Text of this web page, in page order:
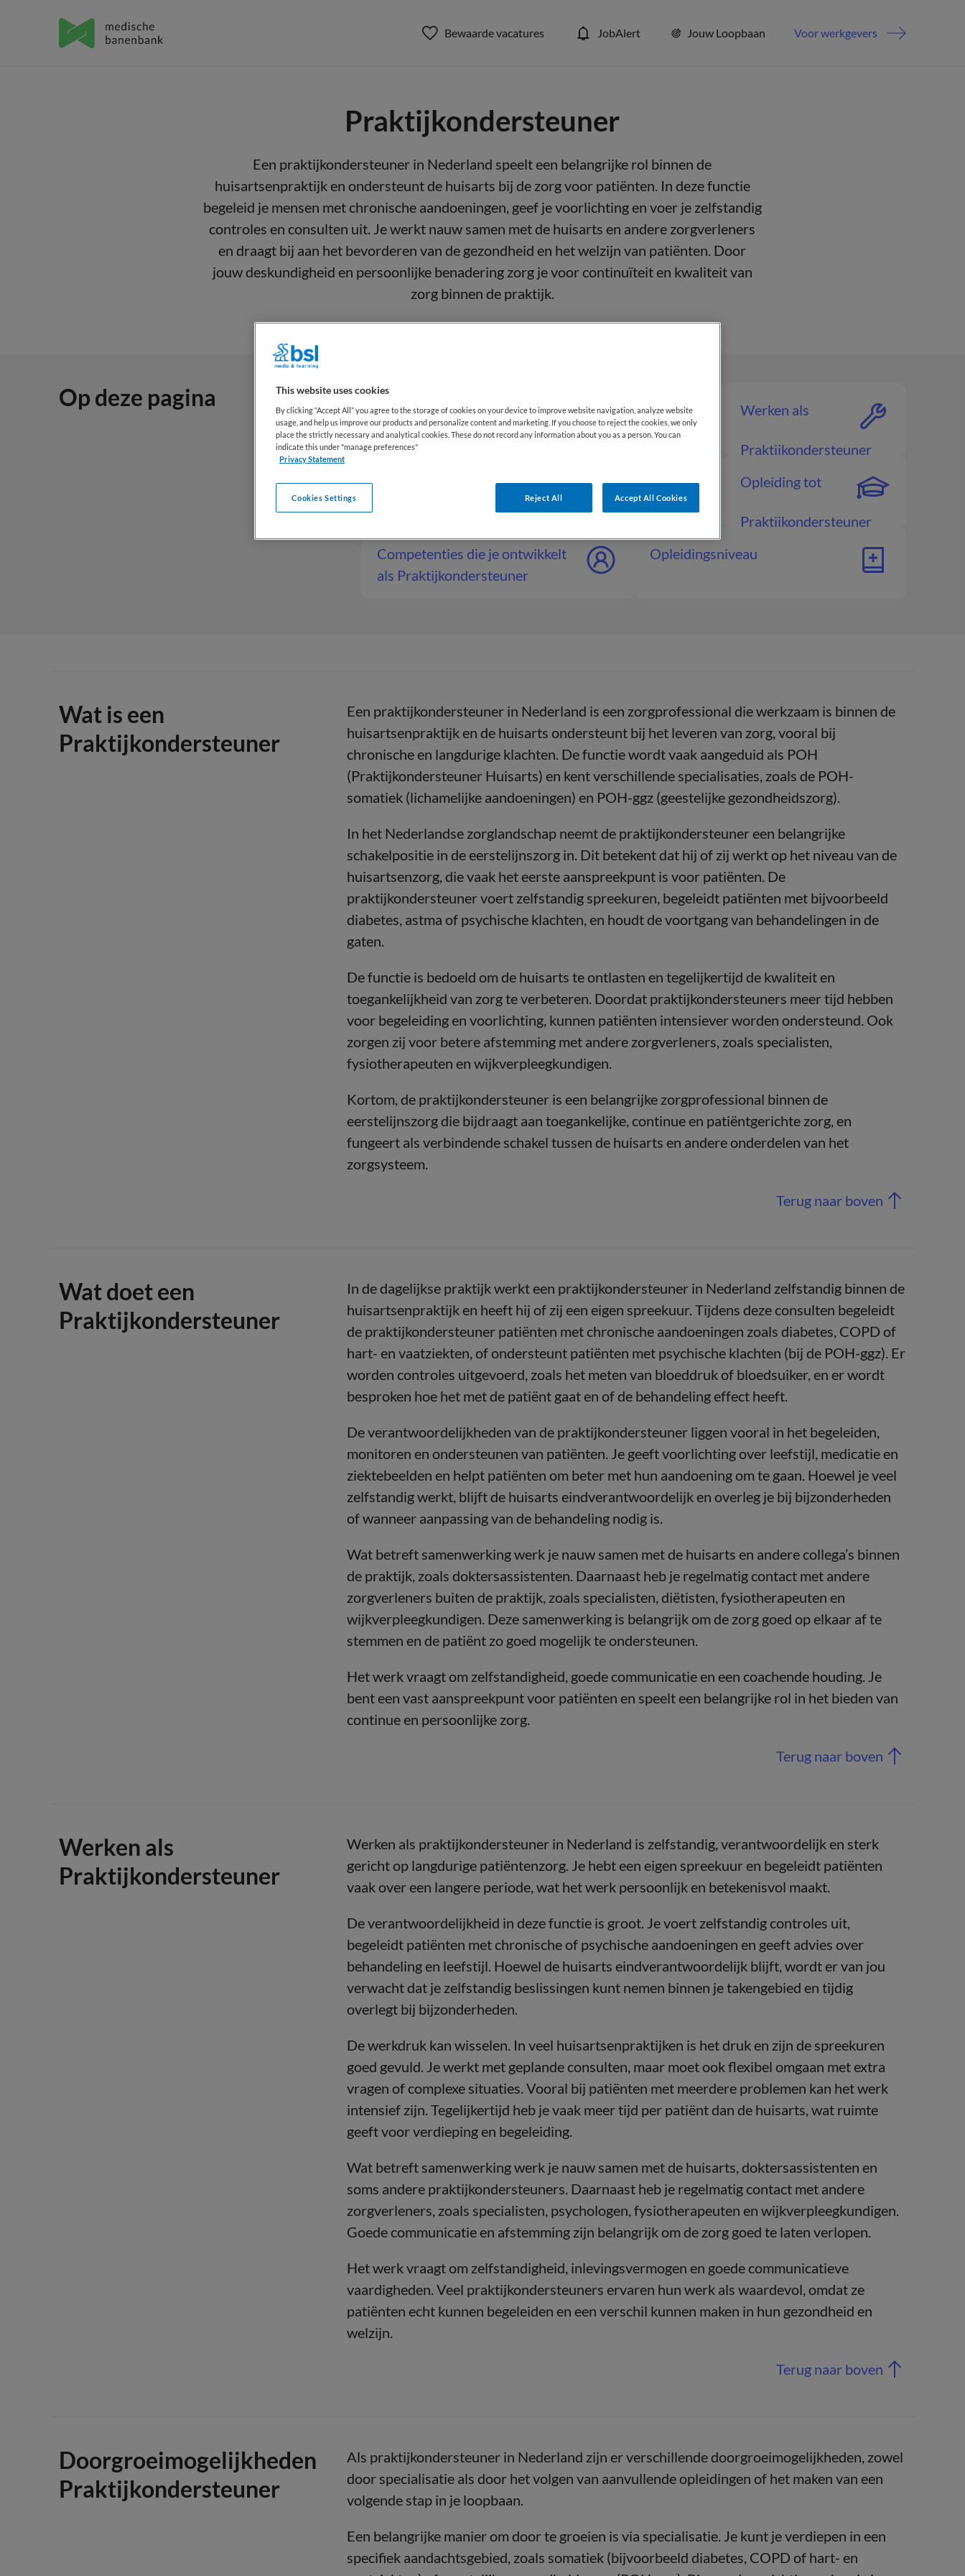
Bewaarde vacatures JobAlert Jouw Loopbaan Voor werkgevers
Praktijkondersteuner
Een praktijkondersteuner in Nederland speelt een belangrijke rol binnen de
huisartsenpraktijk en ondersteunt de huisarts bij de zorg voor patiënten. In deze functie
begeleid je mensen met chronische aandoeningen, geef je voorlichting en voer je zelfstandig
controles en consulten uit. Je werkt nauw samen met de huisarts en andere zorgverleners
en draagt bij aan het bevorderen van de gezondheid en het welzijn van patiënten. Door
jouw deskundigheid en persoonlijke benadering zorg je voor continuïteit en kwaliteit van
zorg binnen de praktijk.
Op deze pagina Wat is een
Praktijkondersteuner
Wat doet een Werken als
Praktijkondersteuner
Praktijkondersteuner
Werktijden van
een
Opleiding tot
Praktijkondersteuner
Competenties die je ontwikkelt
als Praktijkondersteuner
Opleidingsniveau
Wat is een
Praktijkondersteuner
Een praktijkondersteuner in Nederland is een zorgprofessional die werkzaam is binnen de
huisartsenpraktijk en de huisarts ondersteunt bij het leveren van zorg, vooral bij
chronische en langdurige klachten. De functie wordt vaak aangeduid als POH
(Praktijkondersteuner Huisarts) en kent verschillende specialisaties, zoals de POH-
somatiek (lichamelijke aandoeningen) en POH-ggz (geestelijke gezondheidszorg).
In het Nederlandse zorglandschap neemt de praktijkondersteuner een belangrijke
schakelpositie in de eerstelijnszorg in. Dit betekent dat hij of zij werkt op het niveau van de
huisartsenzorg, die vaak het eerste aanspreekpunt is voor patiënten. De
praktijkondersteuner voert zelfstandig spreekuren, begeleidt patiënten met bijvoorbeeld
diabetes, astma of psychische klachten, en houdt de voortgang van behandelingen in de
gaten.
De functie is bedoeld om de huisarts te ontlasten en tegelijkertijd de kwaliteit en
toegankelijkheid van zorg te verbeteren. Doordat praktijkondersteuners meer tijd hebben
voor begeleiding en voorlichting, kunnen patiënten intensiever worden ondersteund. Ook
zorgen zij voor betere afstemming met andere zorgverleners, zoals specialisten,
fysiotherapeuten en wijkverpleegkundigen.
Kortom, de praktijkondersteuner is een belangrijke zorgprofessional binnen de
eerstelijnszorg die bijdraagt aan toegankelijke, continue en patiëntgerichte zorg, en
fungeert als verbindende schakel tussen de huisarts en andere onderdelen van het
zorgsysteem.
Terug naar boven
Wat doet een
Praktijkondersteuner
In de dagelijkse praktijk werkt een praktijkondersteuner in Nederland zelfstandig binnen de
huisartsenpraktijk en heeft hij of zij een eigen spreekuur. Tijdens deze consulten begeleidt
de praktijkondersteuner patiënten met chronische aandoeningen zoals diabetes, COPD of
hart- en vaatziekten, of ondersteunt patiënten met psychische klachten (bij de POH-ggz). Er
worden controles uitgevoerd, zoals het meten van bloeddruk of bloedsuiker, en er wordt
besproken hoe het met de patiënt gaat en of de behandeling effect heeft.
De verantwoordelijkheden van de praktijkondersteuner liggen vooral in het begeleiden,
monitoren en ondersteunen van patiënten. Je geeft voorlichting over leefstijl, medicatie en
ziektebeelden en helpt patiënten om beter met hun aandoening om te gaan. Hoewel je veel
zelfstandig werkt, blijft de huisarts eindverantwoordelijk en overleg je bij bijzonderheden
of wanneer aanpassing van de behandeling nodig is.
Wat betreft samenwerking werk je nauw samen met de huisarts en andere collega’s binnen
de praktijk, zoals doktersassistenten. Daarnaast heb je regelmatig contact met andere
zorgverleners buiten de praktijk, zoals specialisten, diëtisten, fysiotherapeuten en
wijkverpleegkundigen. Deze samenwerking is belangrijk om de zorg goed op elkaar af te
stemmen en de patiënt zo goed mogelijk te ondersteunen.
Het werk vraagt om zelfstandigheid, goede communicatie en een coachende houding. Je
bent een vast aanspreekpunt voor patiënten en speelt een belangrijke rol in het bieden van
continue en persoonlijke zorg.
Terug naar boven
Werken als
Praktijkondersteuner
Werken als praktijkondersteuner in Nederland is zelfstandig, verantwoordelijk en sterk
gericht op langdurige patiëntenzorg. Je hebt een eigen spreekuur en begeleidt patiënten
vaak over een langere periode, wat het werk persoonlijk en betekenisvol maakt.
De verantwoordelijkheid in deze functie is groot. Je voert zelfstandig controles uit,
begeleidt patiënten met chronische of psychische aandoeningen en geeft advies over
behandeling en leefstijl. Hoewel de huisarts eindverantwoordelijk blijft, wordt er van jou
verwacht dat je zelfstandig beslissingen kunt nemen binnen je takengebied en tijdig
overlegt bij bijzonderheden.
De werkdruk kan wisselen. In veel huisartsenpraktijken is het druk en zijn de spreekuren
goed gevuld. Je werkt met geplande consulten, maar moet ook flexibel omgaan met extra
vragen of complexe situaties. Vooral bij patiënten met meerdere problemen kan het werk
intensief zijn. Tegelijkertijd heb je vaak meer tijd per patiënt dan de huisarts, wat ruimte
geeft voor verdieping en begeleiding.
Wat betreft samenwerking werk je nauw samen met de huisarts, doktersassistenten en
soms andere praktijkondersteuners. Daarnaast heb je regelmatig contact met andere
zorgverleners, zoals specialisten, psychologen, fysiotherapeuten en wijkverpleegkundigen.
Goede communicatie en afstemming zijn belangrijk om de zorg goed te laten verlopen.
Het werk vraagt om zelfstandigheid, inlevingsvermogen en goede communicatieve
vaardigheden. Veel praktijkondersteuners ervaren hun werk als waardevol, omdat ze
patiënten echt kunnen begeleiden en een verschil kunnen maken in hun gezondheid en
welzijn.
Terug naar boven
Doorgroeimogelijkheden
Praktijkondersteuner
Als praktijkondersteuner in Nederland zijn er verschillende doorgroeimogelijkheden, zowel
door specialisatie als door het volgen van aanvullende opleidingen of het maken van een
volgende stap in je loopbaan.
Een belangrijke manier om door te groeien is via specialisatie. Je kunt je verdiepen in een
specifiek aandachtsgebied, zoals somatiek (bijvoorbeeld diabetes, COPD of hart- en
This website uses cookies
By clicking “Accept All” you agree to the storage of cookies on your device to improve website navigation, analyze website
usage, and help us improve our products and personalize content and marketing. If you choose to reject the cookies, we only
place the strictly necessary and analytical cookies. These do not record any information about you as a person. You can
indicate this under "manage preferences"
Privacy Statement
Reject All Accept All Cookies
Cookies Settings